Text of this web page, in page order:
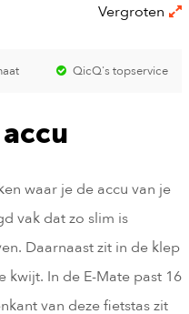
Vergroten
QicQ's topservice
waar je de accu van je
vak dat zo slim is
Daarnaast zit in de klep
kwijt. In de E-Mate past 16
van deze fietstas zit